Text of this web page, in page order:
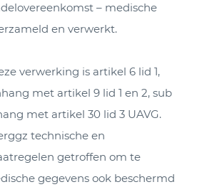
– medische
en verwerkt.
verwerking is artikel 6 lid 1,
met artikel 9 lid 1 en 2, sub
met artikel 30 lid 3 UAVG.
technische en
getroffen om te
gegevens ook beschermd